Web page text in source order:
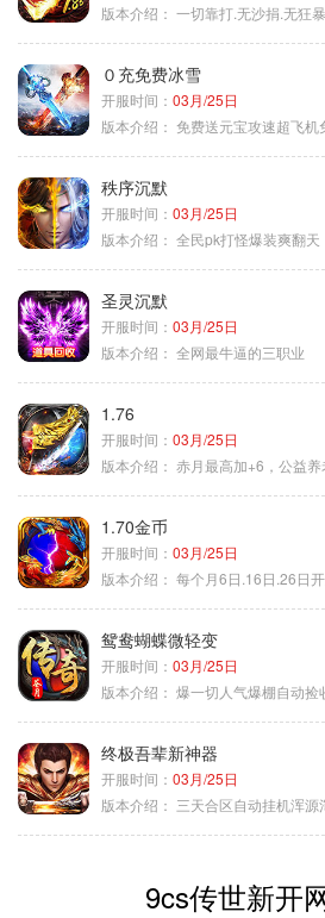
版本介绍： 一切靠打.无沙捐.无狂
０充免费冰雪
开服时间： 03月/25日
版本介绍： 免费送元宝攻速超飞机
秩序沉默
开服时间： 03月/25日
版本介绍： 全民pk打怪爆装爽翻天
圣灵沉默
开服时间： 03月/25日
版本介绍： 全网最牛逼的三职业
1.76
开服时间： 03月/25日
版本介绍： 赤月最高加+6，公益养老，玩
1.70金币
开服时间： 03月/25日
版本介绍： 每个月6日.16日.26日
鸳鸯蝴蝶微轻变
开服时间： 03月/25日
版本介绍： 爆一切人气爆棚自动捡
终极吾辈新神器
开服时间： 03月/25日
版本介绍： 三天合区自动挂机浑源
9cs传世新开